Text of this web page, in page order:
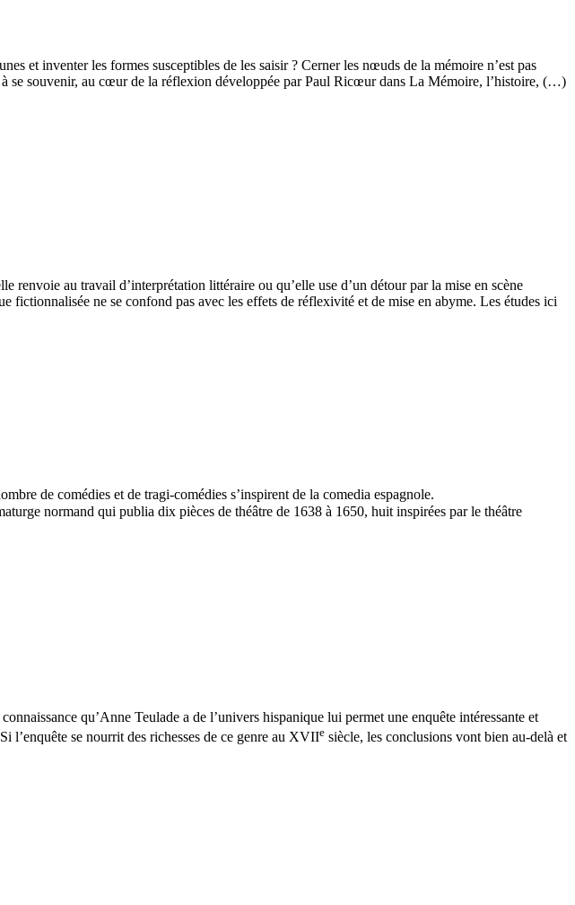
et inventer les formes susceptibles de les saisir ? Cerner les nœuds de la mémoire n’est pas
se souvenir, au cœur de la réflexion développée par Paul Ricœur dans La Mémoire, l’histoire, (…)
renvoie au travail d’interprétation littéraire ou qu’elle use d’un détour par la mise en scène
fictionnalisée ne se confond pas avec les effets de réflexivité et de mise en abyme. Les études ici
de comédies et de tragi-comédies s’inspirent de la comedia espagnole.
normand qui publia dix pièces de théâtre de 1638 à 1650, huit inspirées par le théâtre
qu’Anne Teulade a de l’univers hispanique lui permet une enquête intéressante et
l’enquête se nourrit des richesses de ce genre au XVIIe siècle, les conclusions vont bien au-delà et